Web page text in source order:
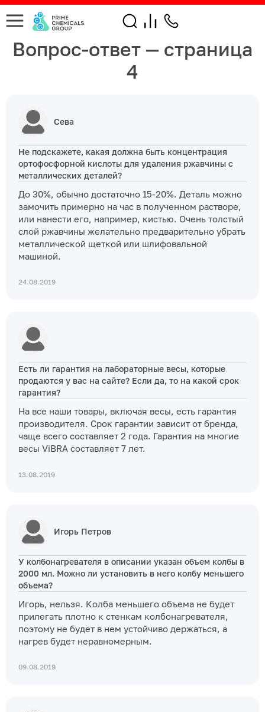
Вопрос-ответ — страница
4
Сева
Не подскажете, какая должна быть концентрация
ортофосфорной кислоты для удаления ржавчины с
металлических деталей?
До 30%, обычно достаточно 15-20%. Деталь можно
замочить примерно на час в полученном растворе,
или нанести его, например, кистью. Очень толстый
слой ржавчины желательно предварительно убрать
металлической щеткой или шлифовальной
машиной.
24.08.2019
Есть ли гарантия на лабораторные весы, которые
продаются у вас на сайте? Если да, то на какой срок
гарантия?
На все наши товары, включая весы, есть гарантия
производителя. Срок гарантии зависит от бренда,
чаще всего составляет 2 года. Гарантия на многие
весы ViBRA составляет 7 лет.
13.08.2019
Игорь Петров
У колбонагревателя в описании указан объем колбы в
2000 мл. Можно ли установить в него колбу меньшего
объема?
Игорь, нельзя. Колба меньшего объема не будет
прилегать плотно к стенкам колбонагревателя,
поэтому не будет в нем устойчиво держаться, а
нагрев будет неравномерным.
09.08.2019